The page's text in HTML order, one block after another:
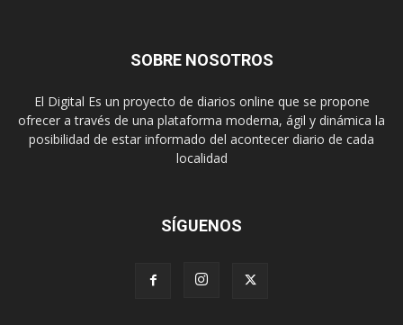
SOBRE NOSOTROS
El Digital Es un proyecto de diarios online que se propone
ofrecer a través de una plataforma moderna, ágil y dinámica la
posibilidad de estar informado del acontecer diario de cada
localidad
SÍGUENOS